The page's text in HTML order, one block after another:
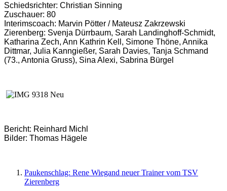
Schiedsrichter: Christian Sinning
Zuschauer: 80
Interimscoach: Marvin Pötter / Mateusz Zakrzewski
Zierenberg: Svenja Dürrbaum, Sarah Landinghoff-Schmidt,
Katharina Zech, Ann Kathrin Kell, Simone Thöne, Annika
Dittmar, Julia Kanngießer, Sarah Davies, Tanja Schmand
(73., Antonia Gruss), Sina Alexi, Sabrina Bürgel
Bericht: Reinhard Michl
Bilder: Thomas Hägele
Paukenschlag: Rene Wiegand neuer Trainer vom TSV
Zierenberg